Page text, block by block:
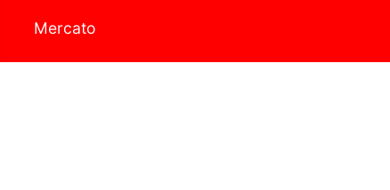
Mercato